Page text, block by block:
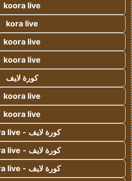
koora live
kora live
koora live
koora live
كورة لايف
koora live
koora live
كورة لايف - koora live
كورة لايف - koora live
كورة لايف - koora live